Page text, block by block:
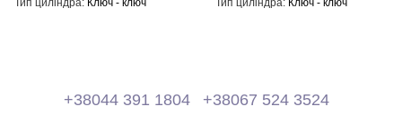
Тип циліндра Ключ - ключ Тип циліндра Ключ - ключ
+38044 391 1804
+38067 524 3524